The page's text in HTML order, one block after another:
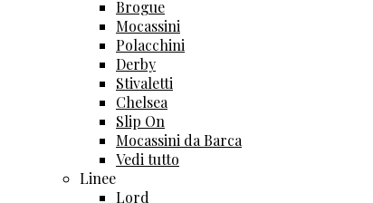
Brogue
Mocassini
Polacchini
Derby
Stivaletti
Chelsea
Slip On
Mocassini da Barca
Vedi tutto
Linee
Lord